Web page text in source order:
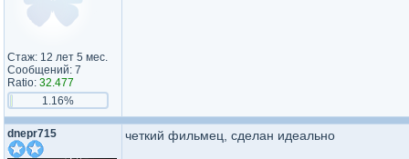
Стаж: 12 лет 5 мес.
Сообщений: 7
Ratio: 32.477
1.16%
dnepr715 четкий фильмец, сделан идеально